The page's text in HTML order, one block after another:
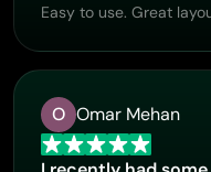
Easy to use. Great
O Omar Mehan